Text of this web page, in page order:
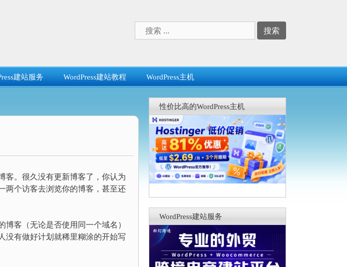
索：
建站服务 WordPress建站教程 WordPress主机
客。很久没有更新博客了，你认为
两个访客去浏览你的博客，甚至还
客（无论是否使用同一个域名）
没有做好计划就稀里糊涂的开始写
性价比高的WordPress主机
WordPress建站服务